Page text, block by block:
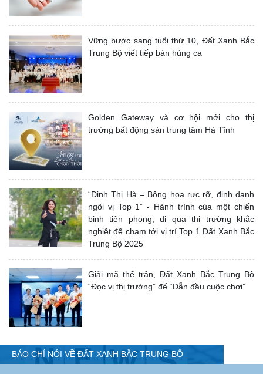
Vững bước sang tuổi thứ 10, Đất Xanh Bắc
Trung Bộ viết tiếp bản hùng ca
Golden Gateway và cơ hội mới cho thị
trường bất động sản trung tâm Hà Tĩnh
“Đinh Thị Hà – Bông hoa rực rỡ, định danh
ngôi vị Top 1” - Hành trình của một chiến
binh tiên phong, đi qua thị trường khắc
nghiệt để chạm tới vị trí Top 1 Đất Xanh Bắc
Trung Bộ 2025
Giải mã thế trận, Đất Xanh Bắc Trung Bộ
“Đọc vị thị trường” để “Dẫn đầu cuộc chơi”
BÁO CHÍ NÓI VỀ ĐẤT XANH BẮC TRUNG BỘ